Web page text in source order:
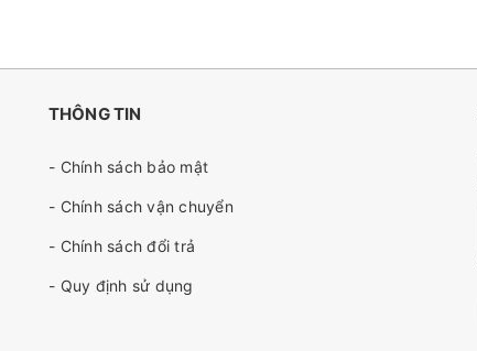
THÔNG TIN
- Chính sách bảo mật
- Chính sách vận chuyển
- Chính sách đổi trả
- Quy định sử dụng